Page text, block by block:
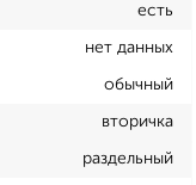
есть
нет данных
обычный
вторичка
раздельный